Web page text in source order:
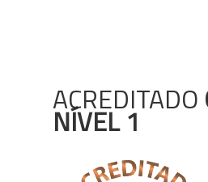
ACREDITADO
NÍVEL 1